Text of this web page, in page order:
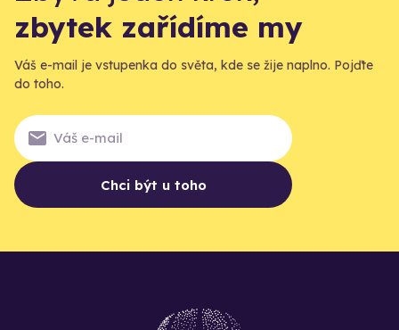
zbytek zařídíme my
Váš e-mail je vstupenka do světa, kde se žije naplno. Pojďte
do toho.
Chci být u toho